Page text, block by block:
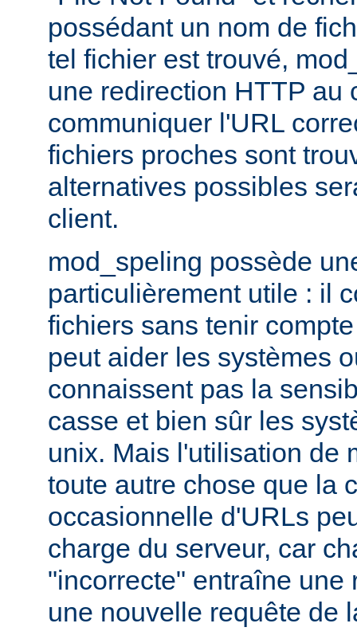
possédant un nom de
tel fichier est trouvé,
une redirection HTTP au
communiquer l'URL
fichiers proches sont
alternatives possibles
client.
mod_speling possède
particulièrement utile : il
fichiers sans tenir
peut aider les systèmes
connaissent pas la
casse et bien sûr les
unix. Mais l'utilisation de
toute autre chose que la
occasionnelle d'URLs
charge du serveur, car
"incorrecte" entraîne une
une nouvelle requête de